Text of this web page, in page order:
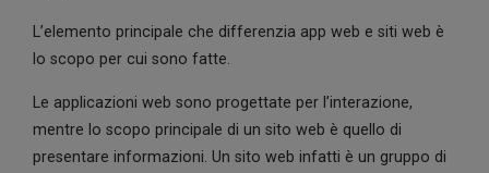
L’elemento principale che differenzia app web e siti web è
lo scopo per cui sono fatte.
Le applicazioni web sono progettate per l’interazione,
mentre lo scopo principale di un sito web è quello di
presentare informazioni. Un sito web infatti è un gruppo di